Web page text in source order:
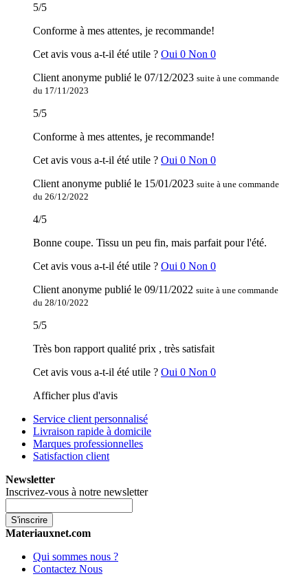
5/5
Conforme à mes attentes, je recommande!
Cet avis vous a-t-il été utile ? Oui 0 Non 0
Client anonyme publié le 07/12/2023 suite à une commande
du 17/11/2023
5/5
Conforme à mes attentes, je recommande!
Cet avis vous a-t-il été utile ? Oui 0 Non 0
Client anonyme publié le 15/01/2023 suite à une commande
du 26/12/2022
4/5
Bonne coupe. Tissu un peu fin, mais parfait pour l'été.
Cet avis vous a-t-il été utile ? Oui 0 Non 0
Client anonyme publié le 09/11/2022 suite à une commande
du 28/10/2022
5/5
Très bon rapport qualité prix , très satisfait
Cet avis vous a-t-il été utile ? Oui 0 Non 0
Afficher plus d'avis
Service client personnalisé
Livraison rapide à domicile
Marques professionnelles
Satisfaction client
Newsletter
Inscrivez-vous à notre newsletter
S'inscrire
Materiauxnet.com
Qui sommes nous ?
Contactez Nous